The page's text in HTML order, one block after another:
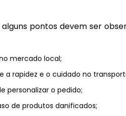
pontos devem ser
mercado local;
a rapidez e o cuidado no
personalizar o pedido;
de produtos danificados;